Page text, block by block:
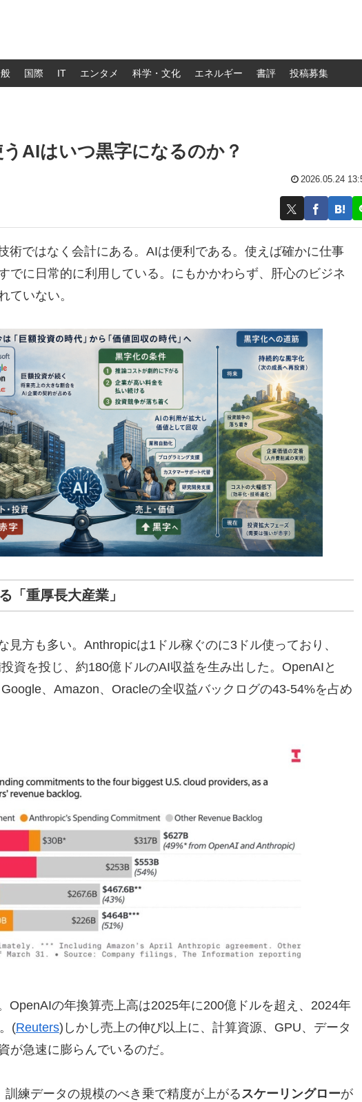
国際 IT エンタメ 科学・文化 エネルギー 書評 投稿募集
AIはいつ黒字になるのか？
2026.05.24
術ではなく会計にある。AIは便利である。使えば確かに仕事
でに日常的に利用している。にもかかわらず、肝心のビジネ
ていない。
「重厚長大産業」
見方も多い。Anthropicは1ドル稼ぐのに3ドル使っており、
資を投じ、約180億ドルのAI収益を生み出した。OpenAIと
、Amazon、Oracleの全収益バックログの43-54%を占め
OpenAIの年換算売上高は2025年に200億ドルを超え、2024年
(Reuters)しかし売上の伸び以上に、計算資源、GPU、データ
が急速に膨らんでいるのだ。
練データの規模のべき乗で精度が上がるスケーリングローが